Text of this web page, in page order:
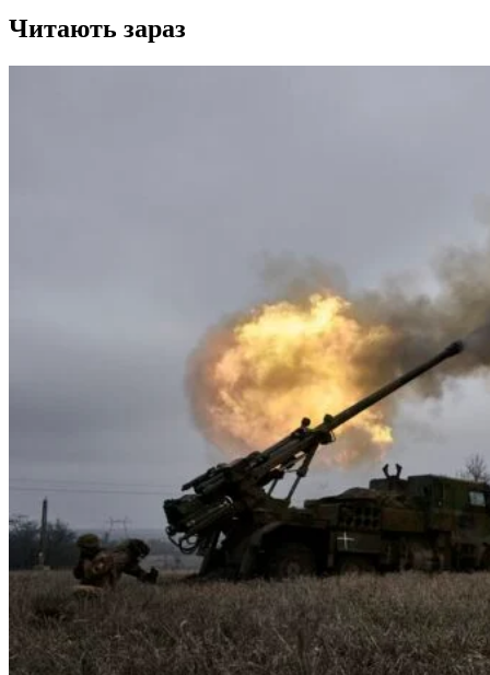
Читають зараз